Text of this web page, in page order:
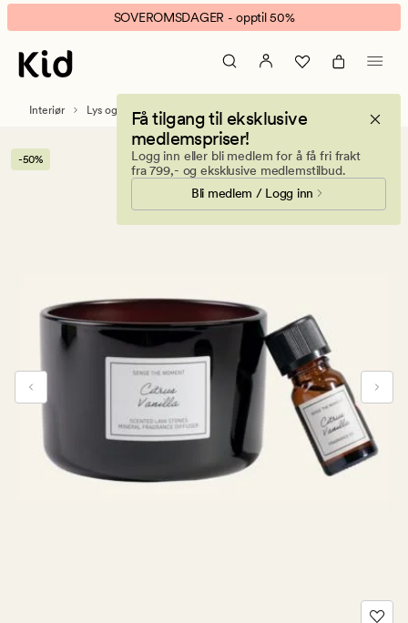
Citrus
Vanilla
duftstein
brun
banner.
Klikk
ESCAPE
pause.
SOVEROMSDAGER - opptil 50%
Få tilgang til eksklusive
medlemspriser!
Logg inn eller bli medlem for å få fri frakt
fra 799,- og eksklusive medlemstilbud.
Bli medlem / Logg inn
Interiør Lys og duftlys
-50%